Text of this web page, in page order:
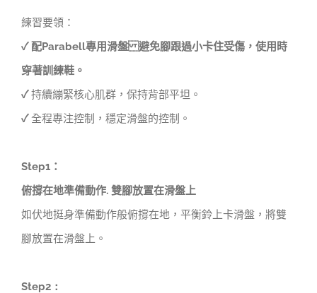
練習要領：
✓ 配Parabell專用滑盤 避免腳跟過小卡住受傷，使用時
穿著訓練鞋。
✓持續繃緊核心肌群，保持背部平坦。
✓全程專注控制，穩定滑盤的控制。
Step1 ：
俯撐在地準備動作. 雙腳放置在滑盤上
如伏地挺身準備動作般俯撐在地，平衡鈴上卡滑盤，將雙
腳放置在滑盤上。
Step2：